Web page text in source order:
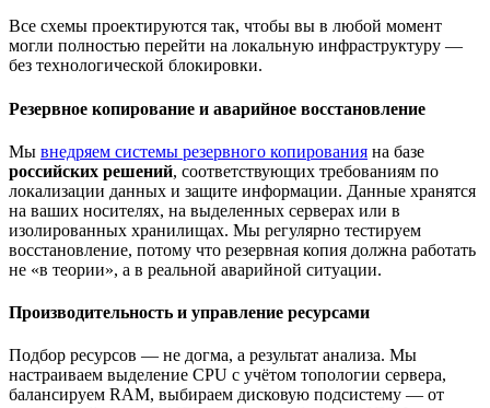
Все схемы проектируются так, чтобы вы в любой момент
могли полностью перейти на локальную инфраструктуру —
без технологической блокировки.
Резервное копирование и аварийное восстановление
Мы внедряем системы резервного копирования на базе
российских решений, соответствующих требованиям по
локализации данных и защите информации. Данные хранятся
на ваших носителях, на выделенных серверах или в
изолированных хранилищах. Мы регулярно тестируем
восстановление, потому что резервная копия должна работать
не «в теории», а в реальной аварийной ситуации.
Производительность и управление ресурсами
Подбор ресурсов — не догма, а результат анализа. Мы
настраиваем выделение CPU с учётом топологии сервера,
балансируем RAM, выбираем дисковую подсистему — от